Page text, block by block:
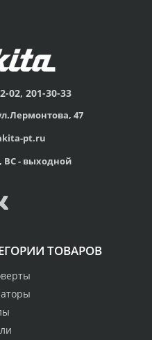
02, 201-30-33
47
pt.ru
ВС - выходной
ТОВАРОВ